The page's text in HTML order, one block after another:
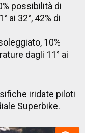
possibilità di
ai 32°, 42% di
10%
dagli 11° ai
iridate piloti
Superbike.